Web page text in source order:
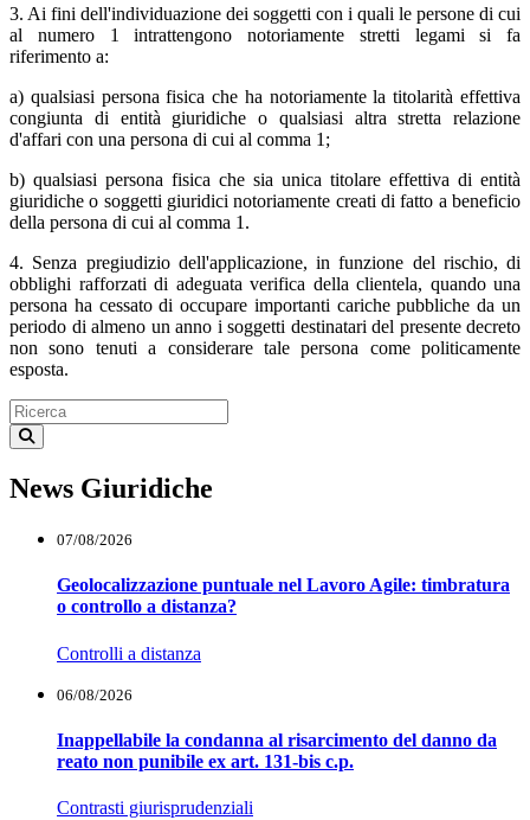
3. Ai fini dell'individuazione dei soggetti con i quali le persone di cui
al numero 1 intrattengono notoriamente stretti legami si fa
riferimento a:
a) qualsiasi persona fisica che ha notoriamente la titolarità effettiva
congiunta di entità giuridiche o qualsiasi altra stretta relazione
d'affari con una persona di cui al comma 1;
b) qualsiasi persona fisica che sia unica titolare effettiva di entità
giuridiche o soggetti giuridici notoriamente creati di fatto a beneficio
della persona di cui al comma 1.
4. Senza pregiudizio dell'applicazione, in funzione del rischio, di
obblighi rafforzati di adeguata verifica della clientela, quando una
persona ha cessato di occupare importanti cariche pubbliche da un
periodo di almeno un anno i soggetti destinatari del presente decreto
non sono tenuti a considerare tale persona come politicamente
esposta.
News Giuridiche
07/08/2026
Geolocalizzazione puntuale nel Lavoro Agile: timbratura
o controllo a distanza?
Controlli a distanza
06/08/2026
Inappellabile la condanna al risarcimento del danno da
reato non punibile ex art. 131-bis c.p.
Contrasti giurisprudenziali